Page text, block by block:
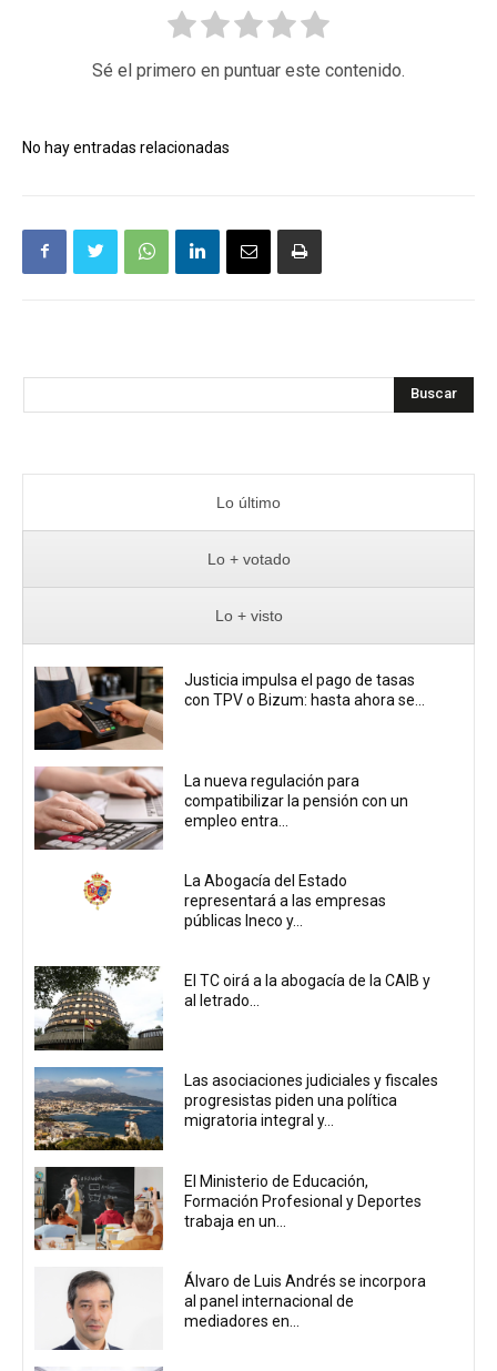
Sé el primero en puntuar este contenido.
No hay entradas relacionadas
Buscar
Lo último
Lo + votado
Lo + visto
Justicia impulsa el pago de tasas
con TPV o Bizum: hasta ahora se...
La nueva regulación para
compatibilizar la pensión con un
empleo entra...
La Abogacía del Estado
representará a las empresas
públicas Ineco y...
El TC oirá a la abogacía de la CAIB y
al letrado...
Las asociaciones judiciales y fiscales
progresistas piden una política
migratoria integral y...
El Ministerio de Educación,
Formación Profesional y Deportes
trabaja en un...
Álvaro de Luis Andrés se incorpora
al panel internacional de
mediadores en...